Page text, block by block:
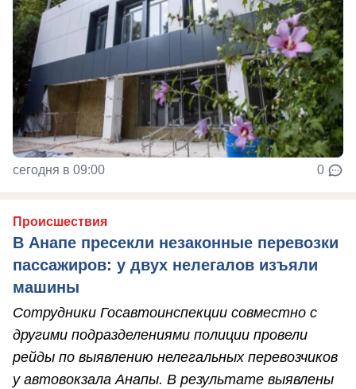
сегодня в 09:00 0
Происшествия
В Анапе пресекли незаконные перевозки
пассажиров: у двух нелегалов изъяли
машины
Сотрудники Госавтоинспекции совместно с
другими подразделениями полиции провели
рейды по выявлению нелегальных перевозчиков
у автовокзала Анапы. В результате выявлены